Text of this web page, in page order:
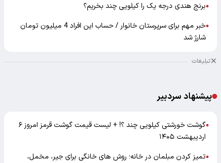
●برنج هندی درجه یک را کیلویی چند بخریم؟
●
خبر مهم برای سرپرستان خانوار / حساب این افراد 4 میلیون تومان
شارژ شد
تبلیغات
پیشنهاد سردبیر
●
گوشت خورشتی کیلویی چند ؟! + لیست قیمت گوشت قرمز امروز ۶
اردیبهشت ۱۴۰۵
●تمیز کردن مبلمان در خانه؛ روش های خانگی برای جیر، مخمل،